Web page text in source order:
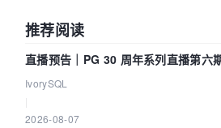
推荐阅读
直播预告｜PG 30 周年系列直播第六
核——我们改得动吗？我们贡献了什么
IvorySQL
2026-08-07